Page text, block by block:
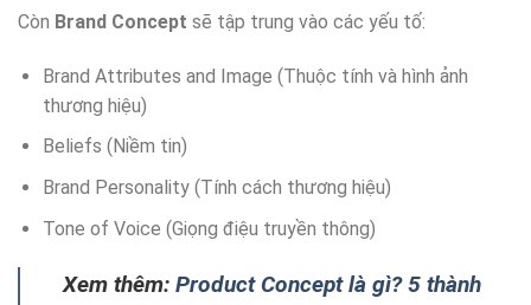
Còn Brand Concept sẽ tập trung vào các yếu tố:
Brand Attributes and Image (Thuộc tính và hình ảnh
thương hiệu)
Beliefs (Niềm tin)
Brand Personality (Tính cách thương hiệu)
Tone of Voice (Giọng điệu truyền thông)
Xem thêm: Product Concept là gì? 5 thành